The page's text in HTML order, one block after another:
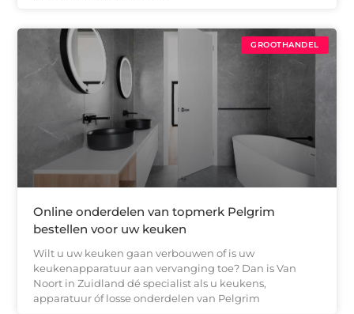
GROOTHANDEL
Online onderdelen van topmerk Pelgrim
bestellen voor uw keuken
Wilt u uw keuken gaan verbouwen of is uw
keukenapparatuur aan vervanging toe? Dan is Van
Noort in Zuidland dé specialist als u keukens,
apparatuur óf losse onderdelen van Pelgrim